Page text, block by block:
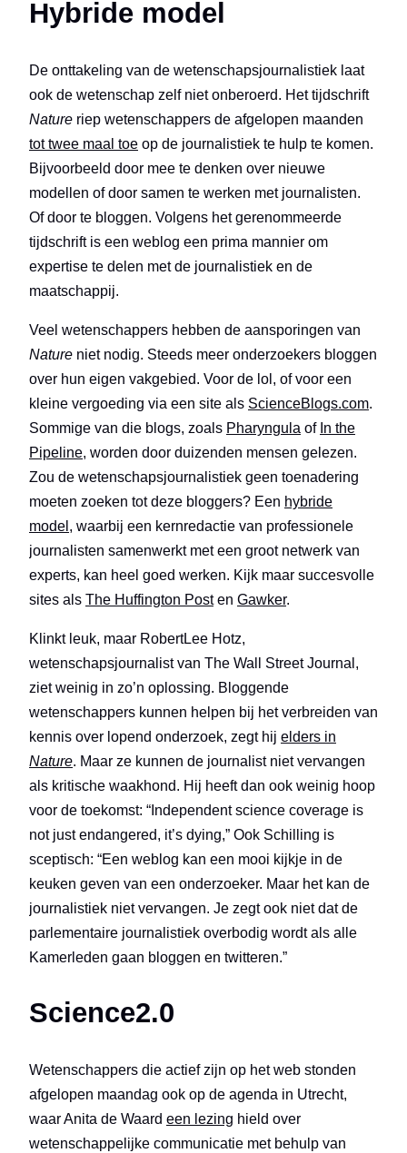
Hybride model
De onttakeling van de wetenschapsjournalistiek laat
ook de wetenschap zelf niet onberoerd. Het tijdschrift
Nature riep wetenschappers de afgelopen maanden
tot twee maal toe op de journalistiek te hulp te komen.
Bijvoorbeeld door mee te denken over nieuwe
modellen of door samen te werken met journalisten.
Of door te bloggen. Volgens het gerenommeerde
tijdschrift is een weblog een prima mannier om
expertise te delen met de journalistiek en de
maatschappij.
Veel wetenschappers hebben de aansporingen van
Nature niet nodig. Steeds meer onderzoekers bloggen
over hun eigen vakgebied. Voor de lol, of voor een
kleine vergoeding via een site als ScienceBlogs.com.
Sommige van die blogs, zoals Pharyngula of In the
Pipeline, worden door duizenden mensen gelezen.
Zou de wetenschapsjournalistiek geen toenadering
moeten zoeken tot deze bloggers? Een hybride
model , waarbij een kernredactie van professionele
journalisten samenwerkt met een groot netwerk van
experts, kan heel goed werken. Kijk maar succesvolle
sites als The Huffington Posten Gawker.
Klinkt leuk, maar RobertLee Hotz,
wetenschapsjournalist van The Wall Street Journal,
ziet weinig in zo’n oplossing. Bloggende
wetenschappers kunnen helpen bij het verbreiden van
kennis over lopend onderzoek, zegt hij elders in
Nature. Maar ze kunnen de journalist niet vervangen
als kritische waakhond. Hij heeft dan ook weinig hoop
voor de toekomst: “Independent science coverage is
not just endangered, it’s dying,” Ook Schilling is
sceptisch: “Een weblog kan een mooi kijkje in de
keuken geven van een onderzoeker. Maar het kan de
journalistiek niet vervangen. Je zegt ook niet dat de
parlementaire journalistiek overbodig wordt als alle
Kamerleden gaan bloggen en twitteren.”
Science2.0
Wetenschappers die actief zijn op het web stonden
afgelopen maandag ook op de agenda in Utrecht,
waar Anita de Waard een lezing hield over
wetenschappelijke communicatie met behulp van